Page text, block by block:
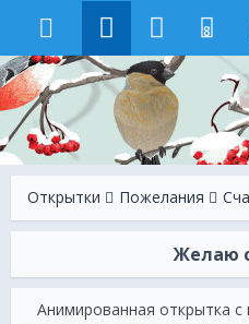
8
Открытки Пожелания
Желаю
Анимированная открытка